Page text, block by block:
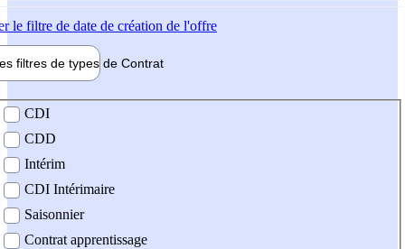
le filtre de date de création de l'offre
filtres de types de Contrat
contrat
CDI
CDD
Intérim
CDI Intérimaire
Saisonnier
Contrat apprentissage